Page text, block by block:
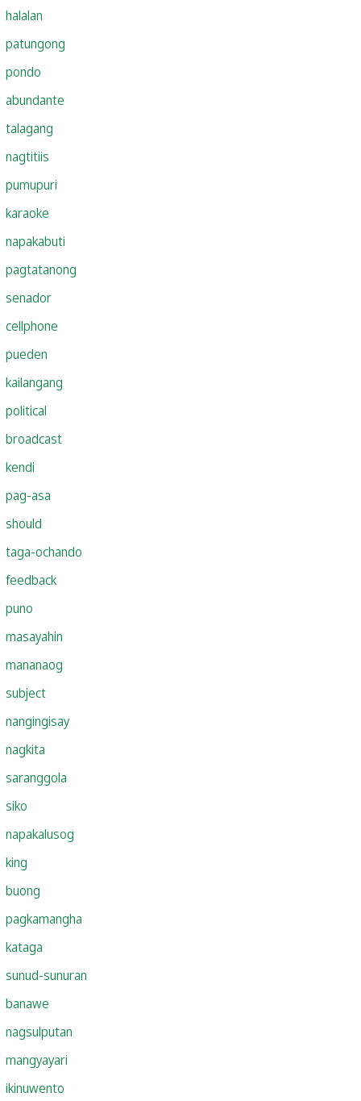
halalan
patungong
pondo
abundante
talagang
nagtitiis
pumupuri
karaoke
napakabuti
pagtatanong
senador
cellphone
pueden
kailangang
political
broadcast
kendi
pag-asa
should
taga-ochando
feedback
puno
masayahin
mananaog
subject
nangingisay
nagkita
saranggola
siko
napakalusog
king
buong
pagkamangha
kataga
sunud-sunuran
banawe
nagsulputan
mangyayari
ikinuwento